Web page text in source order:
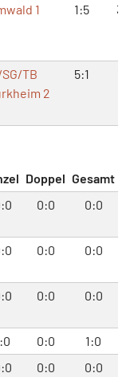
1 1:5
TB
2
5:1
Doppel Gesamt
0:0 0:0
0:0 0:0
0:0 0:0
0:0
1:0
0:0 0:0